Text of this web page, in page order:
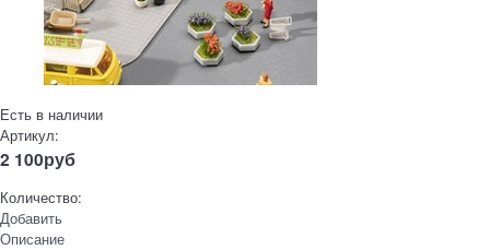
Есть в наличии
Артикул:
2 100руб
Количество:
Добавить
Описание